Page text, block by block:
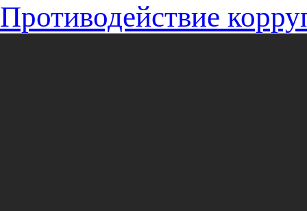
Противодействие